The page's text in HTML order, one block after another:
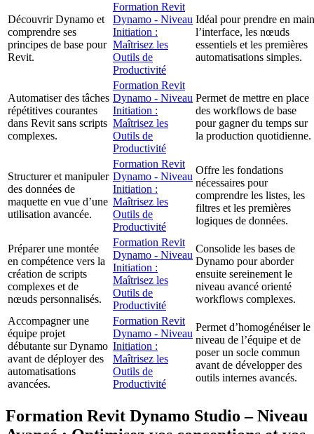
Découvrir Dynamo et
comprendre ses
principes de base pour
Revit.
Formation Revit
Dynamo - Niveau
Initiation :
Maîtrisez les
Outils de
Productivité
Idéal pour prendre en main
l’interface, les nœuds
essentiels et les premières
automatisations simples.
Automatiser des tâches
répétitives courantes
dans Revit sans scripts
complexes.
Formation Revit
Dynamo - Niveau
Initiation :
Maîtrisez les
Outils de
Productivité
Permet de mettre en place
des workflows de base
pour gagner du temps sur
la production quotidienne.
Structurer et manipuler
des données de
maquette en vue d’une
utilisation avancée.
Formation Revit
Dynamo - Niveau
Initiation :
Maîtrisez les
Outils de
Productivité
Offre les fondations
nécessaires pour
comprendre les listes, les
filtres et les premières
logiques de données.
Préparer une montée
en compétence vers la
création de scripts
complexes et de
nœuds personnalisés.
Formation Revit
Dynamo - Niveau
Initiation :
Maîtrisez les
Outils de
Productivité
Consolide les bases de
Dynamo pour aborder
ensuite sereinement le
niveau avancé orienté
workflows complexes.
Accompagner une
équipe projet
débutante sur Dynamo
avant de déployer des
automatisations
avancées.
Formation Revit
Dynamo - Niveau
Initiation :
Maîtrisez les
Outils de
Productivité
Permet d’homogénéiser le
niveau de l’équipe et de
poser un socle commun
avant de développer des
outils internes avancés.
Formation Revit Dynamo Studio – Niveau